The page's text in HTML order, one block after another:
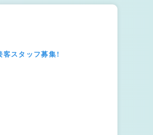
スタッフ募集！